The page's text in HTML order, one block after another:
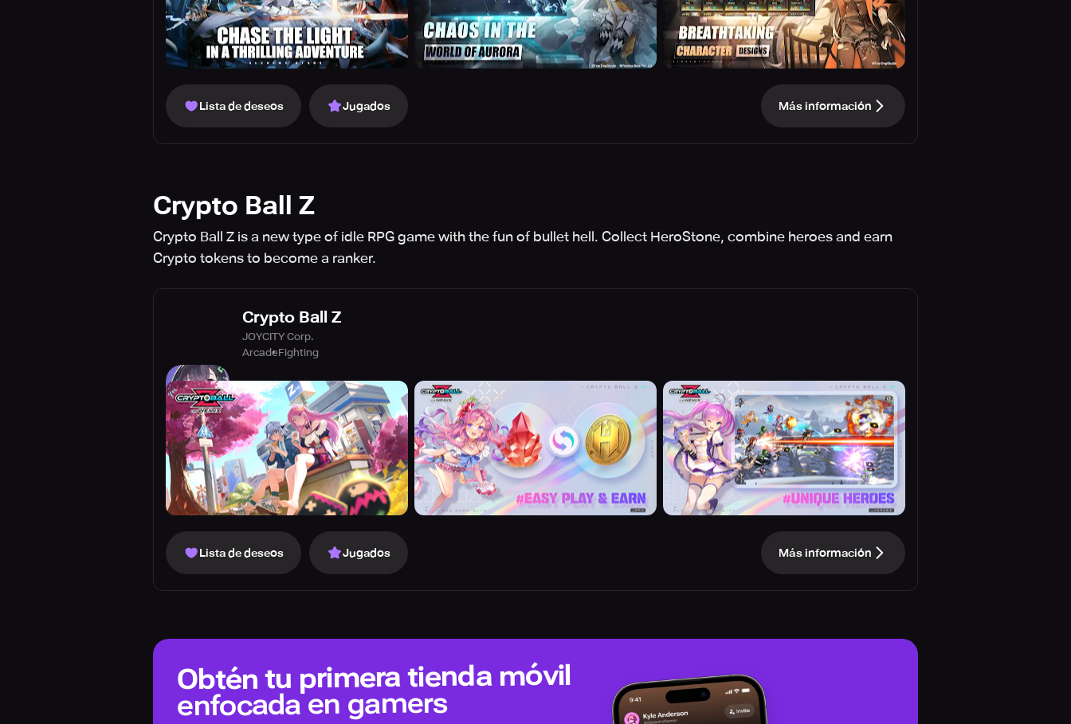
Lista de deseos Jugados Más información
Crypto Ball Z
Crypto Ball Z is a new type of idle RPG game with the fun of bullet hell. Collect HeroStone, combine heroes and earn
Crypto tokens to become a ranker.
Crypto Ball Z
JOYCITY Corp.
ArcadeFighting
Lista de deseos Jugados Más información
Obtén tu primera tienda móvil
enfocada en gamers